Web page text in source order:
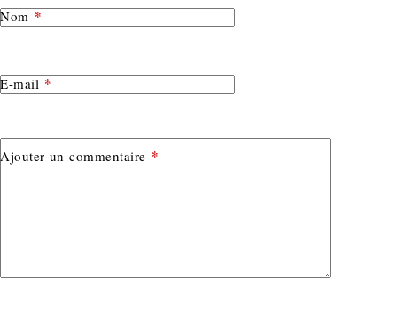
Nom *
E-mail *
Ajouter un commentaire *